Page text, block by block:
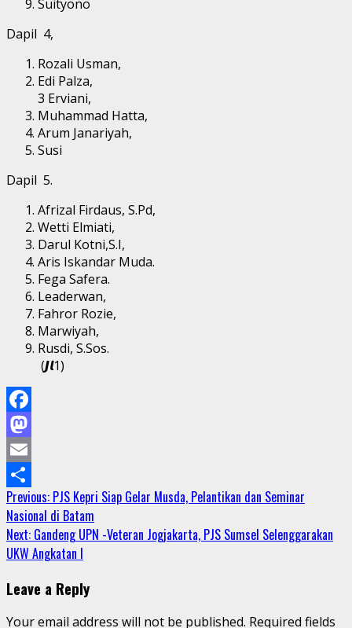
Suityono
Dapil 4,
Rozali Usman,
Edi Palza,
3 Erviani,
Muhammad Hatta,
Arum Janariyah,
Susi
Dapil 5.
Afrizal Firdaus, S.Pd,
Wetti Elmiati,
Darul Kotni,S.I,
Aris Iskandar Muda.
Fega Safera.
Leaderwan,
Fahror Rozie,
Marwiyah,
Rusdi, S.Sos.
(𝙅𝙡1)
Facebook
Mastodon
Email
Share
Continue
Reading
Previous: PJS Kepri Siap Gelar Musda, Pelantikan dan Seminar
Nasional di Batam
Next: Gandeng UPN -Veteran Jogjakarta, PJS Sumsel Selenggarakan
UKW Angkatan I
Leave a Reply
Your email address will not be published. Required fields